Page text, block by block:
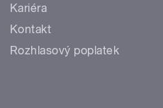
Kariéra
Kontakt
Rozhlasový poplatek